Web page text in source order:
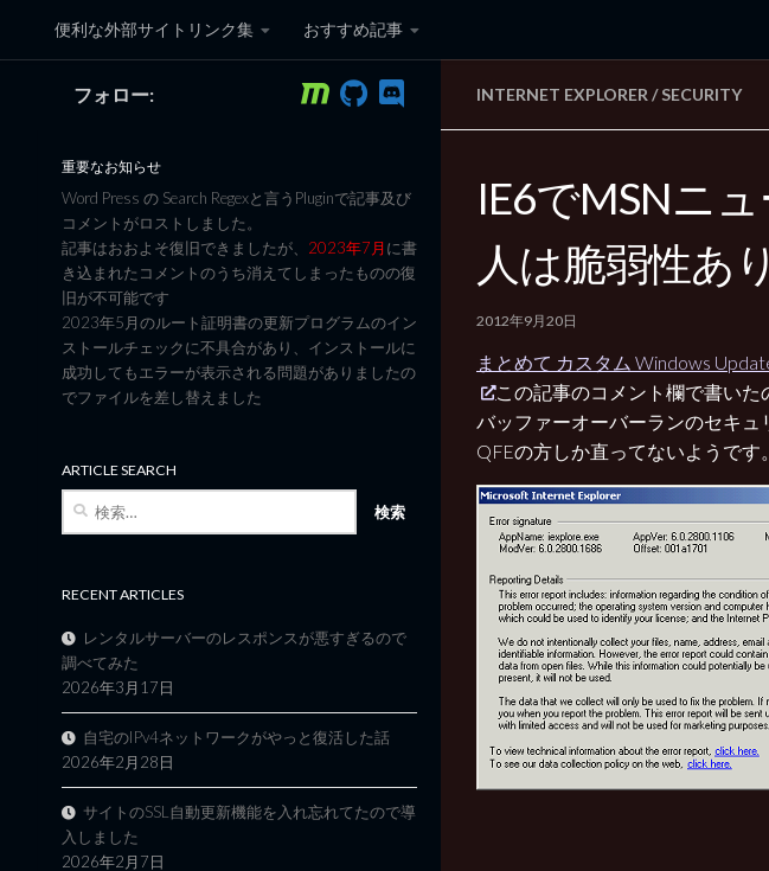
コンテンツへスキップ
便利な外部サイトリンク集 おすすめ記事
黒翼猫のコンピュータ日記 3rd
INTERNET EXPLORER /SECURITY
IE6でMSNニ
人は脆弱性あ
2012年9月20日
まとめて カスタム Windows
この記事のコメント欄で書いた
バッファーオーバーランのセキ
QFEの方しか直ってないようです。
フォロー:
重要なお知らせ
Word Press の Search Regexと言うPluginで記事及び
コメントがロストしました。
記事はおおよそ復旧できましたが、 2023年7月に書
き込まれたコメントのうち消えてしまったものの復
旧が不可能です
2023年5月のルート証明書の更新プログラムのイン
ストールチェックに不具合があり、インストールに
成功してもエラーが表示される問題がありましたの
でファイルを差し替えました
ARTICLE SEARCH
RECENT ARTICLES
レンタルサーバーのレスポンスが悪すぎるので
調べてみた
2026年3月17日
自宅のIPv4ネットワークがやっと復活した話
2026年2月28日
サイトのSSL自動更新機能を入れ忘れてたので導
入しました
2026年2月7日